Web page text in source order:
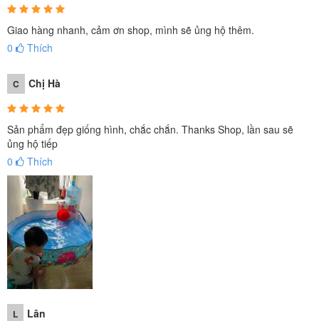
2m44phù hợp cho 3 - 4 bé cùng vui chơi.
Giao hàng nhanh, cảm ơn shop, mình sẽ ủng hộ thêm.
0
Thích
C Chị Hà
Sản phẩm đẹp giống hình, chắc chắn. Thanks Shop, lần sau sẽ
ủng hộ tiếp
0
Thích
L Lân